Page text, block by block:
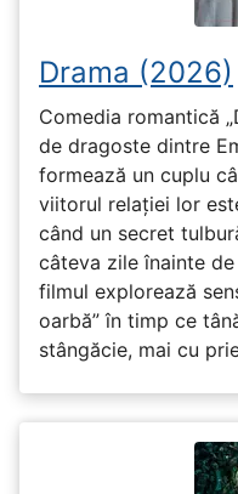
Drama (2026)
Comedia romantică
de dragoste dintre
formează un cuplu
viitorul relației lor
când un secret
câteva zile înainte
filmul explorează
oarbă” în timp ce
stângăcie, mai cu